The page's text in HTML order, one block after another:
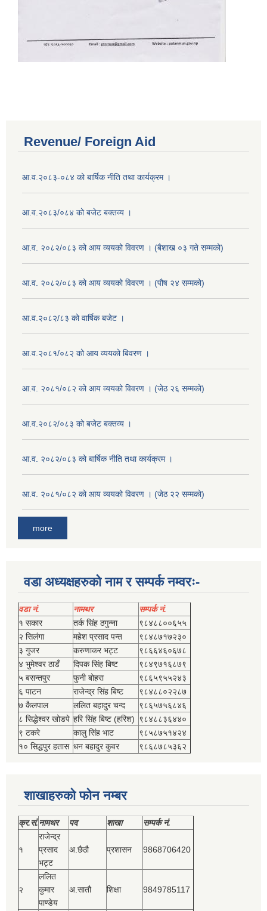
Revenue/ Foreign Aid
आ.व.२०८३-०८४ को बार्षिक नीति तथा कार्यक्रम ।
आ.व.२०८३/०८४ को बजेट बक्तव्य ।
आ.व. २०८२/०८३ को आय व्ययको विवरण । (बैशाख ०३ गते सम्मको)
आ.व. २०८२/०८३ को आय व्ययको विवरण । (पौष २४ सम्मको)
आ.व.२०८२/८३ को वार्षिक बजेट ।
आ.व.२०८१/०८२ को आय व्ययको बिवरण ।
आ.व. २०८१/०८२ को आय व्ययको विवरण । (जेठ २६ सम्मको)
आ.व.२०८२/०८३ को बजेट बक्तव्य ।
आ.व. २०८२/०८३ को बार्षिक नीति तथा कार्यक्रम ।
आ.व. २०८१/०८२ को आय व्ययको विवरण । (जेठ २२ सम्मको)
more
वडा अध्यक्षहरुको नाम र सम्पर्क नम्वरः-
वडा नं. नामथर
सम्पर्क नं.
१ सकार
तर्क सिंह ठगुन्‍ना
९८४८८००६५५
२ सिलंगा
महेश प्रसाद पन्त
९८४८७१७२३०
३ गुजर
करुणाकर भट्ट
९८६६४६०६७८
४ भुमेश्‍वर ठाडँ
दिपक सिंह बिष्‍ट
९८४९७१६८७९
५ बसन्तपुर
फुनी बोहरा
९८६५९५५२४३
६ पाटन
राजेन्द्र सिंह बिष्‍ट
९८४८८०२२८७
७ कैलपाल
ललित बहादुर चन्द
९८६५७५६८४६
८ सिद्धेश्‍वर खोडपे हरि सिंह बिष्‍ट (हरिश) ९८४८८३६४४०
९ टकरे
कालु सिंह भाट
९८५८७५१४२४
१० सिद्धपुर हतास धन बहादुर कुवर ९८६८७८५३६२
शाखाहरुको फोन नम्बर
क्र.सं.नामथर पद शाखा सम्‍पर्क नं.
१
राजेन्द्र
प्रसाद
भट्ट
अ.छैठौ प्रशासन 9868706420
२
ललित
कुमार
पाण्डेय
अ.सातौ शिक्षा 9849785117